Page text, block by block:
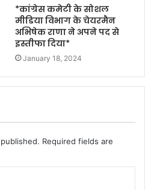
*कांग्रेस कमेटी के सोशल
मीडिया विभाग के चेयरमैन
अभिषेक राणा ने अपने पद से
इस्तीफा दिया*
January 18, 2024
Required fields are